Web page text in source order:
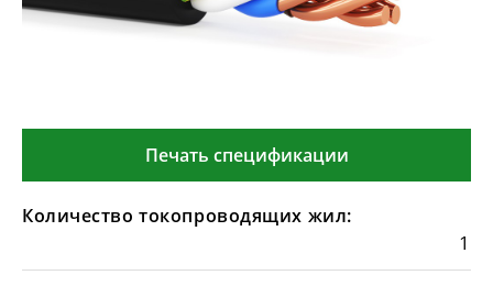
Печать спецификации
Количество токопроводящих жил:
1